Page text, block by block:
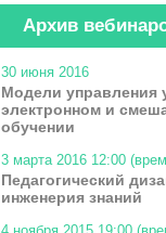
Архив
30 июня 2016
Модели управления
электронном и
обучении
3 марта 2016 12:00
Педагогический
инженерия знаний